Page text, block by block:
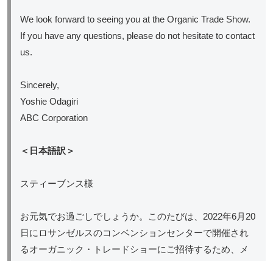
We look forward to seeing you at the Organic Trade Show.
If you have any questions, please do not hesitate to contact
us.
Sincerely,
Yoshie Odagiri
ABC Corporation
＜日本語訳＞
スティーブンス様
お元気でお過ごしでしょうか。このたびは、2022年6月20
日にロサンゼルスのコンベンションセンターで開催され
るオーガニック・トレードショーにご招待するため、メ